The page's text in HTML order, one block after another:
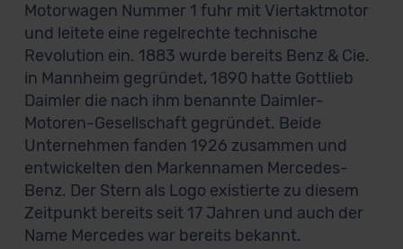
Motorwagen Nummer 1 fuhr mit Viertaktmotor
und leitete eine regelrechte technische
Revolution ein. 1883 wurde bereits Benz & Cie.
in Mannheim gegründet, 1890 hatte Gottlieb
Daimler die nach ihm benannte Daimler-
Motoren-Gesellschaft gegründet. Beide
Unternehmen fanden 1926 zusammen und
entwickelten den Markennamen Mercedes-
Benz. Der Stern als Logo existierte zu diesem
Zeitpunkt bereits seit 17 Jahren und auch der
Name Mercedes war bereits bekannt.